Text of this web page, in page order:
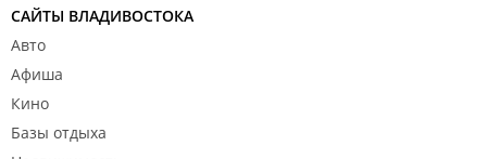
САЙТЫ ВЛАДИВОСТОКА
Авто
Афиша
Кино
Базы отдыха